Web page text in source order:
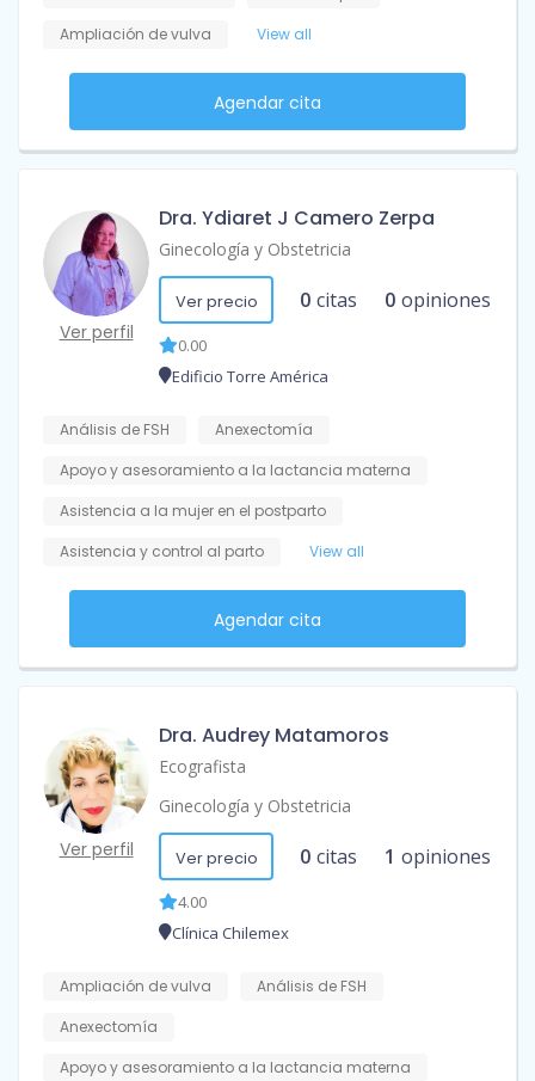
Ampliación de vulva
View all
Agendar cita
Ver perfil
Dra. Ydiaret J Camero Zerpa
Ginecología y Obstetricia
Ver precio 0 citas 0 opiniones
0.00
Edificio Torre América
Análisis de FSH
Anexectomía
Apoyo y asesoramiento a la lactancia materna
Asistencia a la mujer en el postparto
Asistencia y control al parto
View all
Agendar cita
Ver perfil
Dra. Audrey Matamoros
Ecografista
Ginecología y Obstetricia
Ver precio 0 citas 1 opiniones
4.00
Clínica Chilemex
Ampliación de vulva
Análisis de FSH
Anexectomía
Apoyo y asesoramiento a la lactancia materna